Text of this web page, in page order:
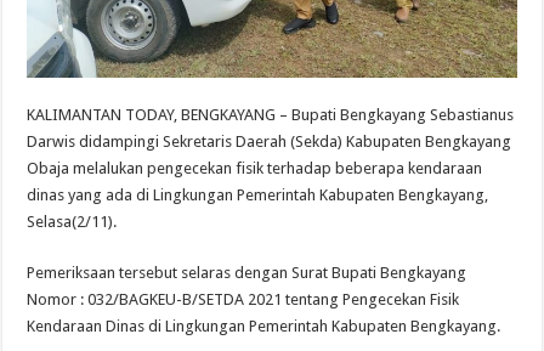
KALIMANTAN TODAY, BENGKAYANG – Bupati Bengkayang Sebastianus
Darwis didampingi Sekretaris Daerah (Sekda) Kabupaten Bengkayang
Obaja melalukan pengecekan fisik terhadap beberapa kendaraan
dinas yang ada di Lingkungan Pemerintah Kabupaten Bengkayang,
Selasa(2/11).
Pemeriksaan tersebut selaras dengan Surat Bupati Bengkayang
Nomor : 032/BAGKEU-B/SETDA 2021 tentang Pengecekan Fisik
Kendaraan Dinas di Lingkungan Pemerintah Kabupaten Bengkayang.